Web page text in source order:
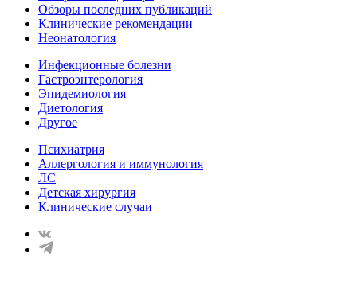
Обзоры последних публикаций
Клинические рекомендации
Неонатология
Инфекционные болезни
Гастроэнтерология
Эпидемиология
Диетология
Другое
Психиатрия
Аллергология и иммунология
ЛС
Детская хирургия
Клинические случаи